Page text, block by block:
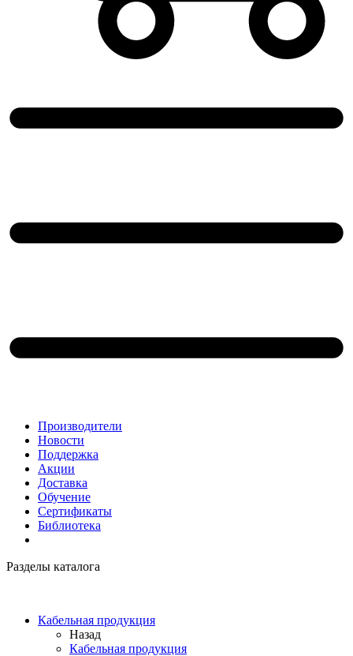
Производители
Новости
Поддержка
Акции
Доставка
Обучение
Сертификаты
Библиотека
Разделы каталога
Кабельная продукция
Назад
Кабельная продукция